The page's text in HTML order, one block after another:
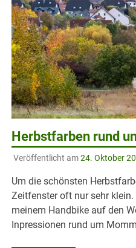
Herbstfarben rund
Veröffentlicht am24. Oktober
Um die schönsten
Zeitfenster oft nur sehr
meinem Handbike auf den
Inpressionen rund um